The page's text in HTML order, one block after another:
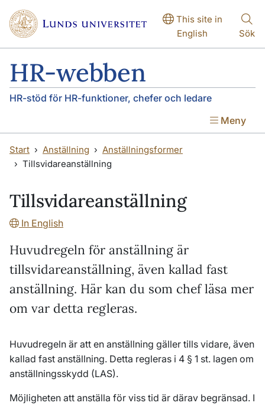
Hoppa till huvudinnehåll
Hoppa till huvudinnehåll
This site in
English
Sök
HR-webben
HR-stöd för HR-funktioner, chefer och ledare
Meny
Start Anställning
Anställningsformer
Tillsvidareanställning
Tillsvidareanställning
In English
Huvudregeln för anställning är
tillsvidareanställning, även kallad fast
anställning. Här kan du som chef läsa mer
om var detta regleras.
Huvudregeln är att en anställning gäller tills vidare, även
kallad fast anställning. Detta regleras i 4 § 1 st. lagen om
anställningsskydd (LAS).
Möjligheten att anställa för viss tid är därav begränsad. I